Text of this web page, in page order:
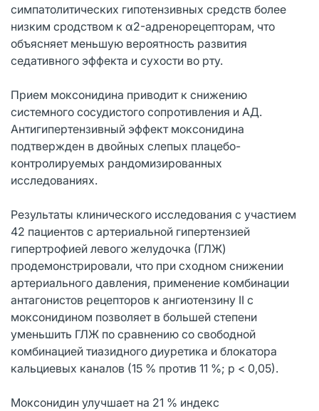
симпатолитических гипотензивных средств более
низким сродством к α2-адренорецепторам, что
объясняет меньшую вероятность развития
седативного эффекта и сухости во рту.
Прием моксонидина приводит к снижению
системного сосудистого сопротивления и АД.
Антигипертензивный эффект моксонидина
подтвержден в двойных слепых плацебо-
контролируемых рандомизированных
исследованиях.
Результаты клинического исследования с участием
42 пациентов с артериальной гипертензией
гипертрофией левого желудочка (ГЛЖ)
продемонстрировали, что при сходном снижении
артериального давления, применение комбинации
антагонистов рецепторов к ангиотензину II с
моксонидином позволяет в большей степени
уменьшить ГЛЖ по сравнению со свободной
комбинацией тиазидного диуретика и блокатора
кальциевых каналов (15 % против 11 %; р < 0,05).
Моксонидин улучшает на 21 % индекс